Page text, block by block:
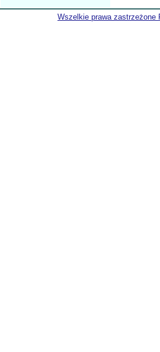
Wszelkie prawa zastrzeżone